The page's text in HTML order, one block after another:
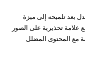
بعد تلميحه إلى ميزة
تحذيرية على الصور
مع المحتوى المضلل